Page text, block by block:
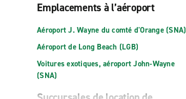
Emplacements à l’aéroport
Aéroport J. Wayne du comté d'Orange (SNA)
Aéroport de Long Beach (LGB)
Voitures exotiques, aéroport John-Wayne
(SNA)